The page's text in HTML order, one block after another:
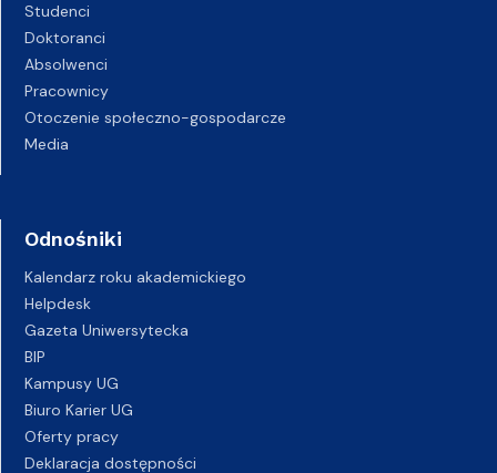
Studenci
Doktoranci
Absolwenci
Pracownicy
Otoczenie społeczno-gospodarcze
Media
Odnośniki
Kalendarz roku akademickiego
Helpdesk
Gazeta Uniwersytecka
BIP
Kampusy UG
Biuro Karier UG
Oferty pracy
Deklaracja dostępności